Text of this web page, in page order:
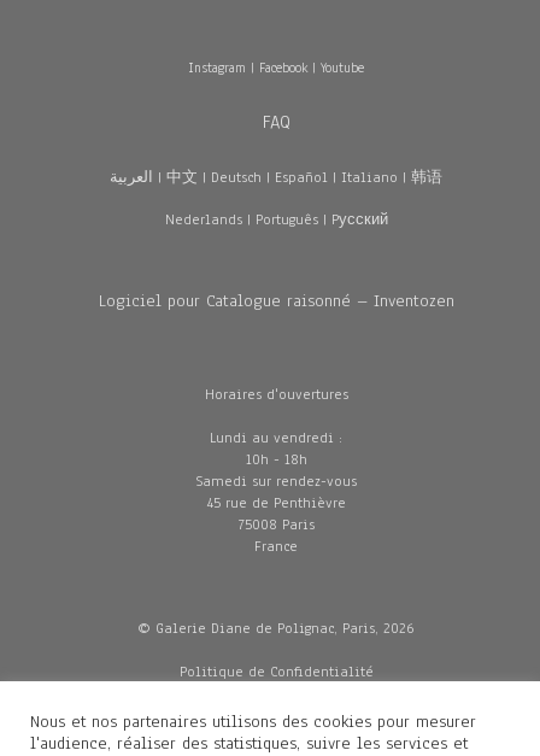
Instagram | Facebook| Youtube
FAQ
العربية | 中文 | Deutsch | Español | Italiano | 韩语
Nederlands| Português| Pусский
Logiciel pour Catalogue raisonné – Inventozen
Horaires d'ouvertures
Lundi au vendredi :
10h - 18h
Samedi sur rendez-vous
45 rue de Penthièvre
75008 Paris
France
© Galerie Diane de Polignac, Paris, 2026
Politique de Confidentialité
Mentions légales
Livraisons
Nous et nos partenaires utilisons des cookies pour mesurer
l'audience, réaliser des statistiques, suivre les services et